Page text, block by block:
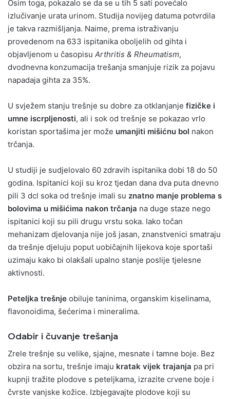
Osim toga, pokazalo se da se u tih 5 sati povećalo
izlučivanje urata urinom. Studija novijeg datuma potvrdila
je takva razmišljanja. Naime, prema istraživanju
provedenom na 633 ispitanika oboljelih od gihta i
objavljenom u časopisu Arthritis & Rheumatism,
dvodnevna konzumacija trešanja smanjuje rizik za pojavu
napadaja gihta za 35%.
U svježem stanju trešnje su dobre za otklanjanje fizičke i
umne iscrpljenosti, ali i sok od trešnje se pokazao vrlo
koristan sportašima jer može umanjiti mišićnu bol nakon
trčanja.
U studiji je sudjelovalo 60 zdravih ispitanika dobi 18 do 50
godina. Ispitanici koji su kroz tjedan dana dva puta dnevno
pili 3 dcl soka od trešnje imali su znatno manje problema s
bolovima u mišićima nakon trčanja na duge staze nego
ispitanici koji su pili drugu vrstu soka. Iako točan
mehanizam djelovanja nije još jasan, znanstvenici smatraju
da trešnje djeluju poput uobičajnih lijekova koje sportaši
uzimaju kako bi olakšali upalno stanje poslije tjelesne
aktivnosti.
Peteljka trešnje obiluje taninima, organskim kiselinama,
flavonoidima, šećerima i mineralima.
Odabir i čuvanje trešanja
Zrele trešnje su velike, sjajne, mesnate i tamne boje. Bez
obzira na sortu, trešnje imaju kratak vijek trajanja pa pri
kupnji tražite plodove s peteljkama, izrazite crvene boje i
čvrste vanjske kožice. Izbjegavajte plodove koji su